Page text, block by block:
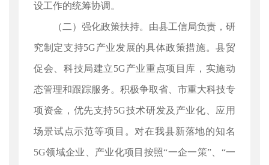
设工作的统筹协调。
（二）强化政策扶持。由县工信局负责，研
究制定支持5G产业发展的具体政策措施。县贸
促会、科技局建立5G产业重点项目库，实施动
态管理和跟踪服务。积极争取省、市重大科技专
项资金，优先支持5G技术研发及产业化、应用
场景试点示范等项目。对在我县新落地的知名
5G领域企业、产业化项目按照“一企一策”、“一